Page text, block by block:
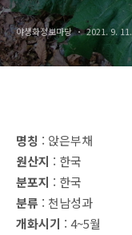
야생화정보마당 2021. 9.
명칭 : 앉은부채
원산지 : 한국
분포지 : 한국
분류 : 천남성과
개화시기 : 4~5월